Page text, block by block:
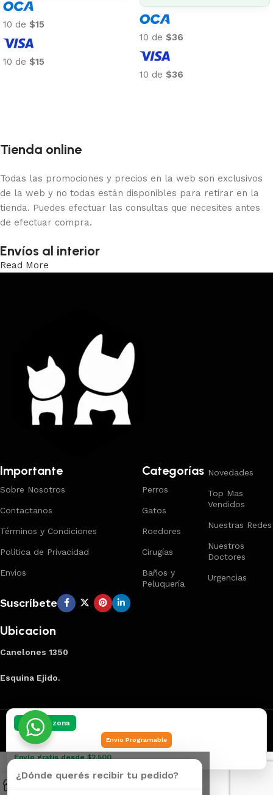
Elegí tu zona
Envio Programable
Envío gratis desde $2.500
10 de $15
10 de $15
10 de $36
10 de $36
Tienda online
Todas las promociones y precios en la web son exclusivos
de la web y no todas están disponibles para retirar en la
tienda. Puedes efectuar las consultas que necesites antes
de efectuar compra.
Envíos al interior
Read More
Importante
Sobre Nosotros
Contactanos
Términos y Condiciones
Política de Privacidad
Envios
Categorías
Perros
Gatos
Roedores
Cirugías
Baños y
Peluquería
Novedades
Top Mas
Vendidos
Nuestras Redes
Nuestros
Doctores
Urgencias
Suscríbete
Ubicacion
Canelones 1350
Esquina Ejido.
Creado por
¿Dónde querés recibir tu pedido?